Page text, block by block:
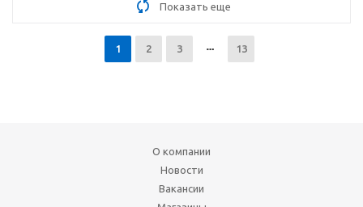
Показать еще
1 2 3 13
О компании
Новости
Вакансии